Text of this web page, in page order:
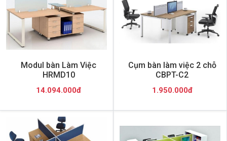
Modul bàn Làm Việc
HRMD10
14.094.000đ
Cụm bàn làm việc 2 chỗ
CBPT-C2
1.950.000đ